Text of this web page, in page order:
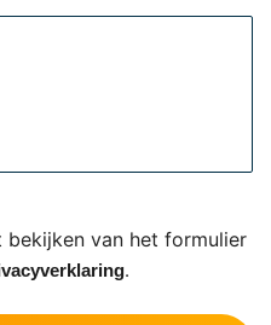
van het formulier
.